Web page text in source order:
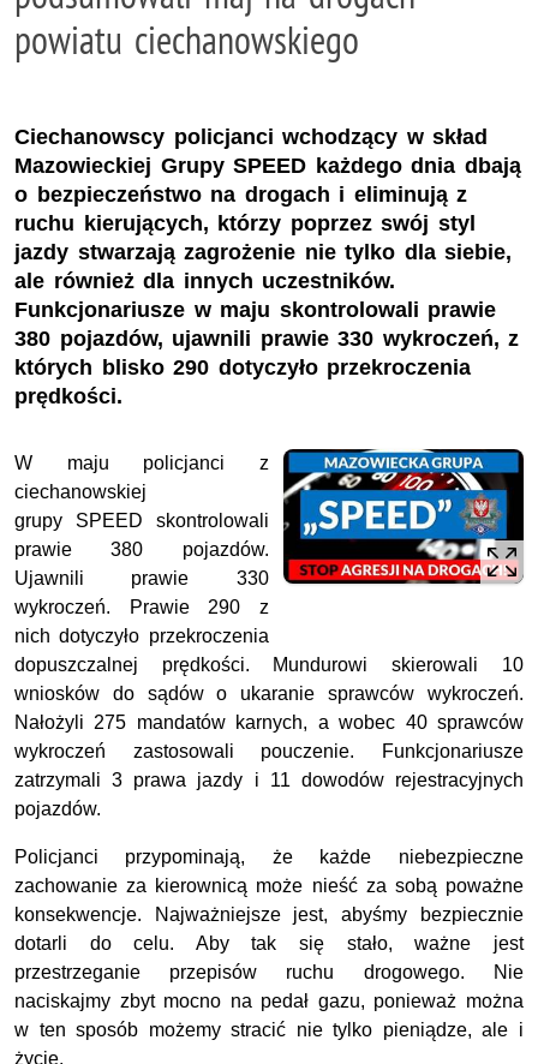
powiatu ciechanowskiego
Ciechanowscy policjanci wchodzący w skład
Mazowieckiej Grupy SPEED każdego dnia dbają
o bezpieczeństwo na drogach i eliminują z
ruchu kierujących, którzy poprzez swój styl
jazdy stwarzają zagrożenie nie tylko dla siebie,
ale również dla innych uczestników.
Funkcjonariusze w maju skontrolowali prawie
380 pojazdów, ujawnili prawie 330 wykroczeń, z
których blisko 290 dotyczyło przekroczenia
prędkości.
W maju policjanci z
ciechanowskiej
grupy SPEED skontrolowali
prawie 380 pojazdów.
Ujawnili prawie 330
wykroczeń. Prawie 290 z
nich dotyczyło przekroczenia
dopuszczalnej prędkości. Mundurowi skierowali 10
wniosków do sądów o ukaranie sprawców wykroczeń.
Nałożyli 275 mandatów karnych, a wobec 40 sprawców
wykroczeń zastosowali pouczenie. Funkcjonariusze
zatrzymali 3 prawa jazdy i 11 dowodów rejestracyjnych
pojazdów.
Policjanci przypominają, że każde niebezpieczne
zachowanie za kierownicą może nieść za sobą poważne
konsekwencje. Najważniejsze jest, abyśmy bezpiecznie
dotarli do celu. Aby tak się stało, ważne jest
przestrzeganie przepisów ruchu drogowego. Nie
naciskajmy zbyt mocno na pedał gazu, ponieważ można
w ten sposób możemy stracić nie tylko pieniądze, ale i
życie.